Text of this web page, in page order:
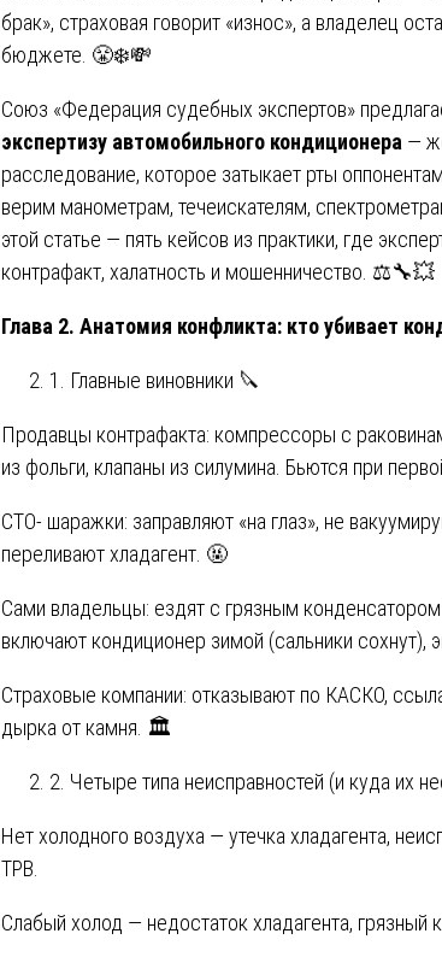
брак», страховая говорит «износ», а владелец
бюджете. 😤❄️💸
Союз «Федерация судебных экспертов»
экспертизу автомобильного кондиционера —
расследование, которое затыкает рты
верим манометрам, течеискателям,
этой статье — пять кейсов из практики, где
контрафакт, халатность и мошенничество. ⚖️🔧💥
Глава 2. Анатомия конфликта: кто убивает
1. Главные виновники 🔪
Продавцы контрафакта: компрессоры с
из фольги, клапаны из силумина. Бьются при
СТО- шаражки: заправляют «на глаз», не
переливают хладагент. 🤬
Сами владельцы: ездят с грязным
включают кондиционер зимой (сальники сохнут),
Страховые компании: отказывают по КАСКО,
дырка от камня. 🏛️
2. Четыре типа неисправностей (и куда их
Нет холодного воздуха — утечка хладагента,
ТРВ.
Слабый холод — недостаток хладагента, грязный